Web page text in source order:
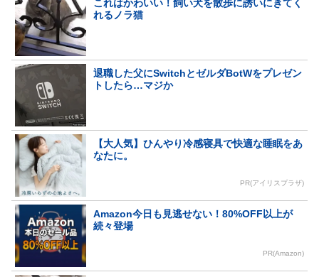
これはかわいい！飼い犬を散歩に誘いにきてく
れるノラ猫
退職した父にSwitchとゼルダBotWをプレゼン
トしたら…マジか
【大人気】ひんやり冷感寝具で快適な睡眠をあ
なたに。
PR(アイリスプラザ)
Amazon今日も見逃せない！80%OFF以上が
続々登場
PR(Amazon)